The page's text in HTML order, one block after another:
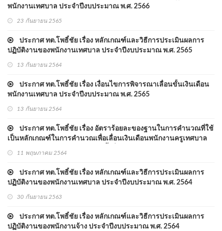
พนักงานเทศบาล ประจำปีงบประมาณ พ.ศ. 2566
23 กันยายน 2565
ประกาศ ทต.โพธิ์ชัย เรื่อง หลักเกณฑ์และวิธีการประเมินผลการ
ปฏิบัติงานของพนักงานเทศบาล ประจำปีงบประมาณ พ.ศ. 2565
13 กันยายน 2564
ประกาศ ทต.โพธิ์ชัย เรื่อง เงื่อนไขการพิจารณาเลื่อนขั้นเงินเดือน
พนักงานเทศบาล ประจำปีงบประมาณ พ.ศ. 2565
13 กันยายน 2564
ประกาศ ทต.โพธิ์ชัย เรื่อง อัตราร้อยละของฐานในการคำนวณที่ใช้
เป็นหลักเกณฑ์ในการคำนวณเพื่อเลื่อนเงินเดือนพนักงานครูเทศบาล
11 พฤษภาคม 2564
ประกาศ ทต.โพธิ์ชัย เรื่อง หลักเกณฑ์และวิธีการประเมินผลการ
ปฏิบัติงานของพนักงานเทศบาล ประจำปีงบประมาณ พ.ศ. 2564
30 กันยายน 2563
ประกาศ ทต.โพธิ์ชัย เรื่อง หลักเกณฑ์และวิธีการประเมินผลการ
ปฏิบัติงานของพนักงานจ้าง ประจำปีงบประมาณ พ.ศ. 2564